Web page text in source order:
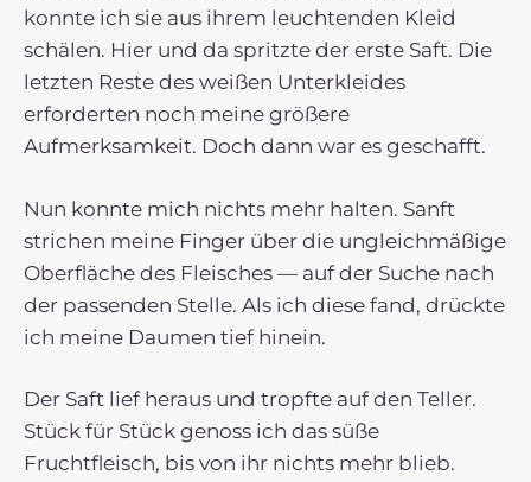
konnte ich sie aus ihrem leuchtenden Kleid
schälen. Hier und da spritzte der erste Saft. Die
letzten Reste des weißen Unterkleides
erforderten noch meine größere
Aufmerksamkeit. Doch dann war es geschafft.
Nun konnte mich nichts mehr halten. Sanft
strichen meine Finger über die ungleichmäßige
Oberfläche des Fleisches — auf der Suche nach
der passenden Stelle. Als ich diese fand, drückte
ich meine Daumen tief hinein.
Der Saft lief heraus und tropfte auf den Teller.
Stück für Stück genoss ich das süße
Fruchtfleisch, bis von ihr nichts mehr blieb.